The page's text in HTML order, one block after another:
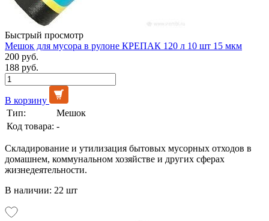
Быстрый просмотр
Мешок для мусора в рулоне КРЕПАК 120 л 10 шт 15 мкм
200 руб.
188 руб.
В корзину
Тип:
Мешок
Код товара: -
Складирование и утилизация бытовых мусорных отходов в
домашнем, коммунальном хозяйстве и других сферах
жизнедеятельности.
В наличии: 22 шт